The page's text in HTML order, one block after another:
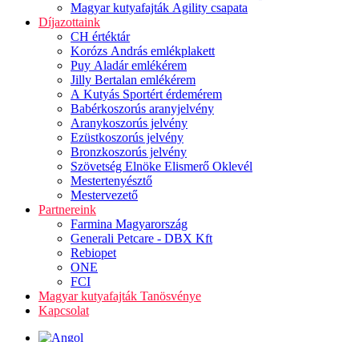
Magyar kutyafajták Agility csapata
Díjazottaink
CH értéktár
Korózs András emlékplakett
Puy Aladár emlékérem
Jilly Bertalan emlékérem
A Kutyás Sportért érdemérem
Babérkoszorús aranyjelvény
Aranykoszorús jelvény
Ezüstkoszorús jelvény
Bronzkoszorús jelvény
Szövetség Elnöke Elismerő Oklevél
Mestertenyésztő
Mestervezető
Partnereink
Farmina Magyarország
Generali Petcare - DBX Kft
Rebiopet
ONE
FCI
Magyar kutyafajták Tanösvénye
Kapcsolat